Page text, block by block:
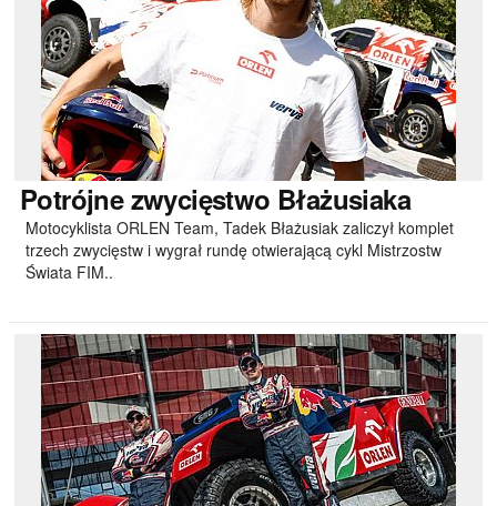
Potrójnezwycięstwo Błażusiaka
Motocyklista ORLEN Team, Tadek Błażusiak zaliczył komplet
trzech zwycięstw i wygrał rundę otwierającą cykl Mistrzostw
Świata FIM..